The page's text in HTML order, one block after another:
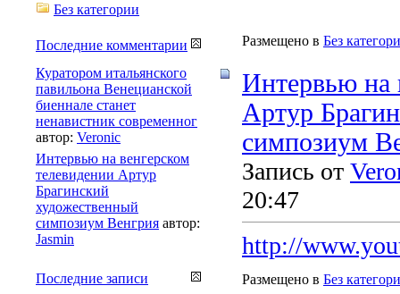
Размещено в Без
Интервью на
Артур
симпозиум
Запись от
20:47
http://
Размещено в Без
Без категории
Последние комментарии
Куратором итальянского
павильона Венецианской
биеннале станет
ненавистник современног
автор: Veronic
Интервью на венгерском
телевидении Артур
Брагинский
художественный
симпозиум Венгрия автор:
Jasmin
Последние записи